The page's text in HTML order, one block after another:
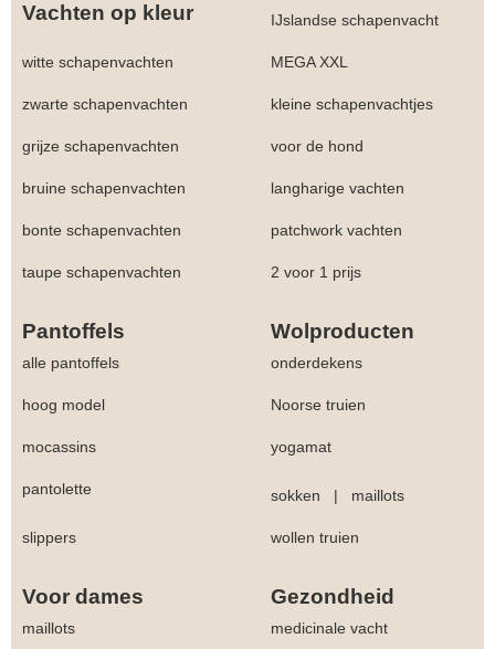
Vachten op kleur IJslandse schapenvacht
witte schapenvachten MEGA XXL
zwarte schapenvachten kleine schapenvachtjes
grijze schapenvachten voor de hond
bruine schapenvachten langharige vachten
bonte schapenvachten patchwork vachten
taupe schapenvachten 2 voor 1 prijs
Pantoffels Wolproducten
alle pantoffels onderdekens
hoog model Noorse truien
mocassins yogamat
pantolette sokken | maillots
slippers wollen truien
Voor dames Gezondheid
maillots medicinale vacht